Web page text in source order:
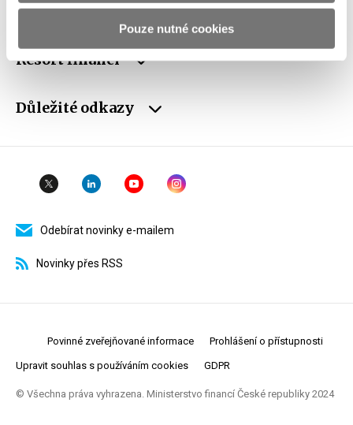
Pouze nutné cookies
Weby ministerstva
Resort financí
Důležité odkazy
Odebírat novinky e-mailem
Novinky přes RSS
Povinné zveřejňované informace Prohlášení o přístupnosti
Upravit souhlas s používáním cookies GDPR
© Všechna práva vyhrazena. Ministerstvo financí České republiky 2024